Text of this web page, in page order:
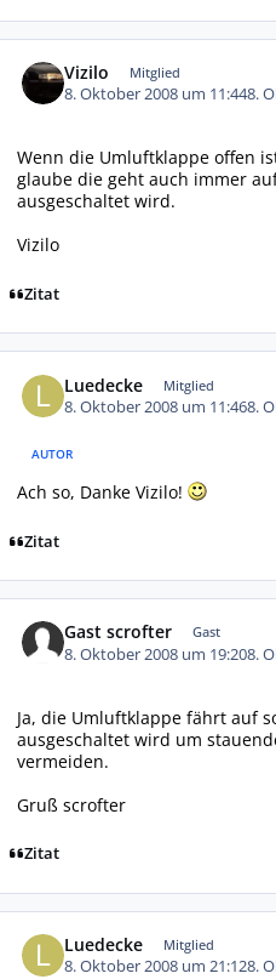
Vizilo Mitglied
8. Oktober 2008 um 11:448.
Wenn die Umluftklappe offen
glaube die geht auch immer
ausgeschaltet wird.
Vizilo
Zitat
Luedecke Mitglied
8. Oktober 2008 um 11:468.
AUTOR
Ach so, Danke Vizilo!
Zitat
Gast scrofter Gast
8. Oktober 2008 um 19:208.
Ja, die Umluftklappe fährt auf
ausgeschaltet wird um
vermeiden.
Gruß scrofter
Zitat
Luedecke Mitglied
8. Oktober 2008 um 21:128.